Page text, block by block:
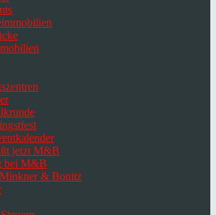
jetzt M&B
bei M&B
& Bonitz